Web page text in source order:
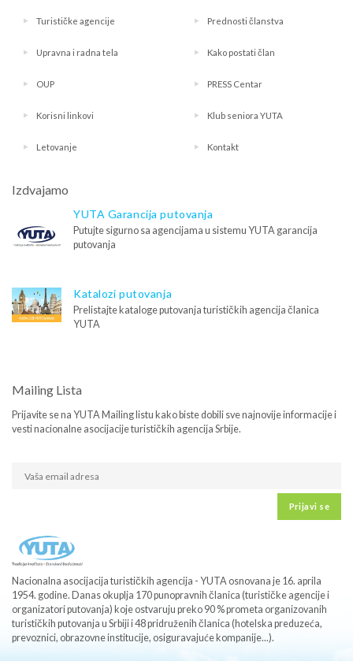
Turističke agencije Prednosti članstva
Upravna i radna tela Kako postati član
OUP PRESS Centar
Korisni linkovi Klub seniora YUTA
Letovanje Kontakt
Izdvajamo
YUTA Garancija putovanja
Putujte sigurno sa agencijama u sistemu YUTA garancija
putovanja
Katalozi putovanja
Prelistajte kataloge putovanja turističkih agencija članica
YUTA
Mailing Lista
Prijavite se na YUTA Mailing listu kako biste dobili sve najnovije informacije i
vesti nacionalne asocijacije turističkih agencija Srbije.
Prijavi se
Nacionalna asocijacija turističkih agencija - YUTA osnovana je 16. aprila
1954. godine. Danas okuplja 170 punopravnih članica (turističke agencije i
organizatori putovanja) koje ostvaruju preko 90 % prometa organizovanih
turističkih putovanja u Srbiji i 48 pridruženih članica (hotelska preduzeća,
prevoznici, obrazovne institucije, osiguravajuće kompanije...).